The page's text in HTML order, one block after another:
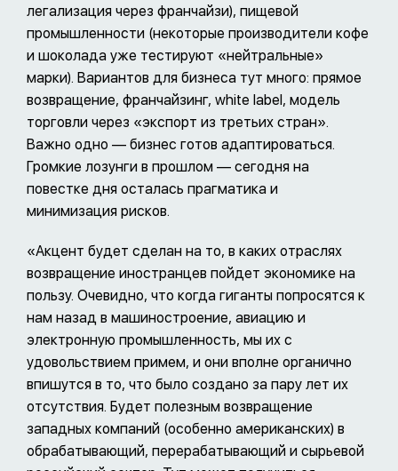
легализация через франчайзи), пищевой
промышленности (некоторые производители кофе
и шоколада уже тестируют «нейтральные»
марки). Вариантов для бизнеса тут много: прямое
возвращение, франчайзинг, white label, модель
торговли через «экспорт из третьих стран».
Важно одно — бизнес готов адаптироваться.
Громкие лозунги в прошлом — сегодня на
повестке дня осталась прагматика и
минимизация рисков.
«Акцент будет сделан на то, в каких отраслях
возвращение иностранцев пойдет экономике на
пользу. Очевидно, что когда гиганты попросятся к
нам назад в машиностроение, авиацию и
электронную промышленность, мы их с
удовольствием примем, и они вполне органично
впишутся в то, что было создано за пару лет их
отсутствия. Будет полезным возвращение
западных компаний (особенно американских) в
обрабатывающий, перерабатывающий и сырьевой